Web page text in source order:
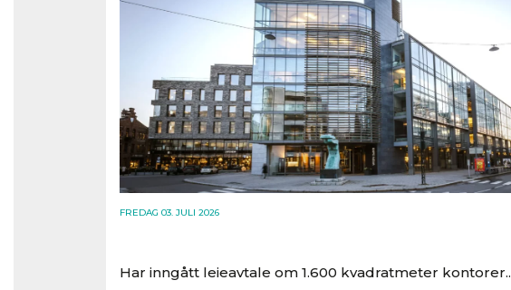
FREDAG 03. JULI 2026
Har inngått leieavtale om 1.600 kvadratmeter kontorer..